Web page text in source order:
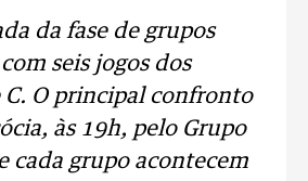
da fase de grupos
seis jogos dos
C. O principal confronto
às 19h, pelo Grupo
cada grupo acontecem